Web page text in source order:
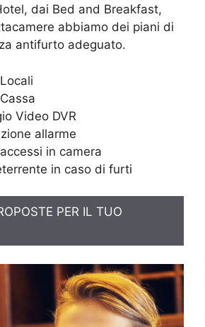
dai Bed and Breakfast,
abbiamo dei piani di
antifurto adeguato.
Video DVR
allarme
in camera
in caso di furti
PER IL TUO